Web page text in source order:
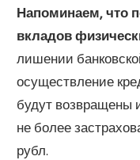
Напоминаем, что
вкладов
лишении
осуществление
будут возвращены
не более
рубл.